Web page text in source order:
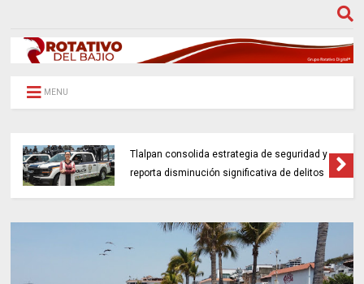
MENU
Tlalpan consolida estrategia de seguridad y
reporta disminución significativa de delitos